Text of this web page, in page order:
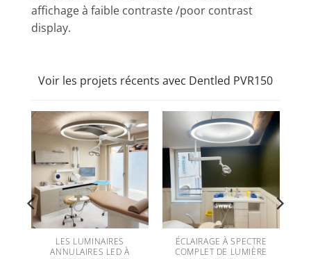
affichage à faible contraste /poor contrast
display.
Voir les projets récents avec Dentled PVR150
LES LUMINAIRES
ANNULAIRES LED À
ÉCLAIRAGE À SPECTRE
COMPLET DE LUMIÈRE